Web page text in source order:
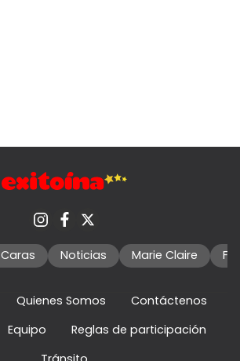
Caras Noticias Marie Claire
Quienes Somos
Contáctenos
Equipo
Reglas de participación